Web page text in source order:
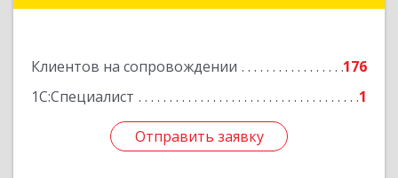
Клиентов на сопровождении
176
1С:Специалист
1
Отправить заявку
Подробнее
Отправить заявку